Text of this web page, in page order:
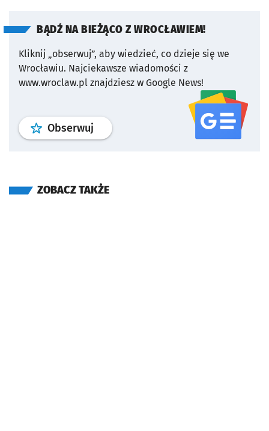
BĄDŹ NA BIEŻĄCO Z WROCŁAWIEM!
Kliknij „obserwuj”, aby wiedzieć, co dzieje się we
Wrocławiu. Najciekawsze wiadomości z
www.wroclaw.pl znajdziesz w Google News!
Obserwuj profil serwisu
ZOBACZ TAKŻE